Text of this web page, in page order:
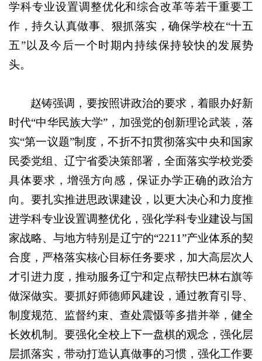
学科专业设置调整优化和综合改革等若干重要工
作，持久认真做事、狠抓落实，确保学校在“十五
五”以及今后一个时期内持续保持较快的发展势
头。
赵铸强调，要按照讲政治的要求，着眼办好新
时代“中华民族大学”，加强党的创新理论武装，落
实“第一议题”制度，不折不扣贯彻落实中央和国家
民委党组、辽宁省委决策部署，全面落实学校党委
具体要求，增强方向感，保证办学正确的政治方
向。要扎实推进思政课建设，以更大决心和力度推
进学科专业设置调整优化，强化学科专业建设与国
家战略、与地方特别是辽宁的“2211”产业体系的契
合度，严格落实核心目标任务要求，加大高层次人
才引进力度，推动服务辽宁和定点帮扶巴林右旗等
做深做实。要抓好师德师风建设，通过教育引导、
制度规范、监督约束、查处震慑等多措并举，健全
长效机制。要强化全校上下一盘棋的观念，强化层
层抓落实，带动打造认真做事的习惯，强化工作要